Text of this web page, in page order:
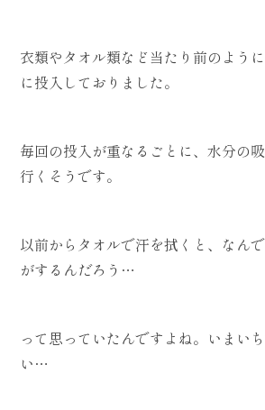
衣類やタオル類など当たり前のよう
に投入しておりました。
毎回の投入が重なるごとに、水分の
行くそうです。
以前からタオルで汗を拭くと、なん
がするんだろう…
って思っていたんですよね。いまい
い…